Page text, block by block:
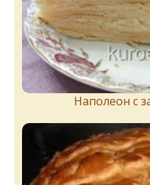
Наполеон с